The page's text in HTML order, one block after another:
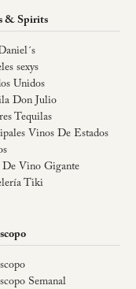
& Spirits
sexys
Unidos
Don Julio
Tequilas
Vinos De Estados
De Vino Gigante
Tiki
Semanal